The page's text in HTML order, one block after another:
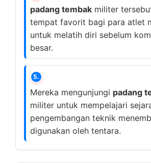
padang tembak militer
tempat favorit bagi para atlet
untuk melatih diri sebelum
besar.
5.
Mereka mengunjungi padang
militer untuk mempelajari
pengembangan teknik
digunakan oleh tentara.